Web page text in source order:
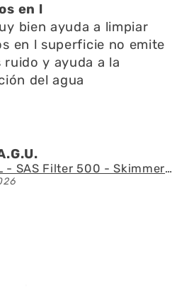
muy buena,amables
rápido todas mis
y consultas,el envío
y el acuario se ve
Acuario con mueble AQUAEL GLOSSY 150 BLACK de 405 litros